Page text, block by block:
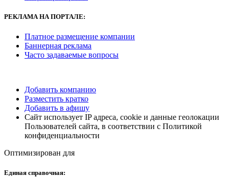
РЕКЛАМАНА ПОРТАЛЕ:
Платное размещение компании
Баннерная реклама
Часто задаваемые вопросы
Добавить компанию
Разместить кратко
Добавить в афишу
Сайт использует IP адреса, cookie и данные геолокации
Пользователей сайта, в соответствии с Политикой
конфиденциальности
Оптимизирован для
Единая справочная: